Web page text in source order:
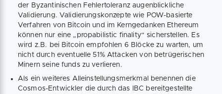
der Byzantinischen Fehlertoleranz augenblickliche
Validierung. Validierungskonzepte wie POW-basierte
Verfahren von Bitcoin und im Kerngedanken Ethereum
können nur eine „propabilistic finality“ sicherstellen. Es
wird z.B. bei Bitcoin empfohlen 6 Blöcke zu warten, um
nicht durch eventuelle 51% Attacken von betrügerischen
Minern seine funds zu verlieren.
Als ein weiteres Alleinstellungsmerkmal benennen die
Cosmos-Entwickler die durch das IBC bereitgestellte